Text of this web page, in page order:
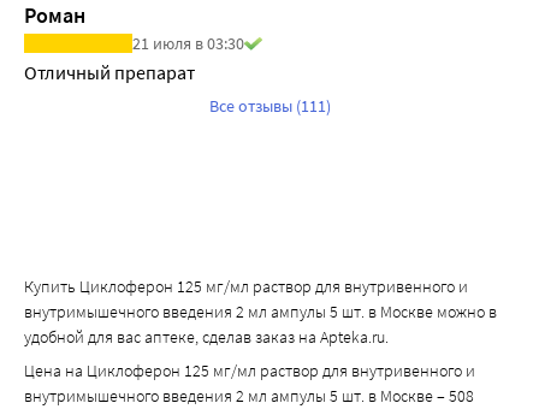
Роман
21 июля в 03:30
Отличный препарат
Все отзывы (111)
Купить Циклоферон 125 мг/мл раствор для внутривенного и
внутримышечного введения 2 мл ампулы 5 шт. в Москве можно в
удобной для вас аптеке, сделав заказ на Apteka.ru.
Цена на Циклоферон 125 мг/мл раствор для внутривенного и
внутримышечного введения 2 мл ампулы 5 шт. в Москве – 508